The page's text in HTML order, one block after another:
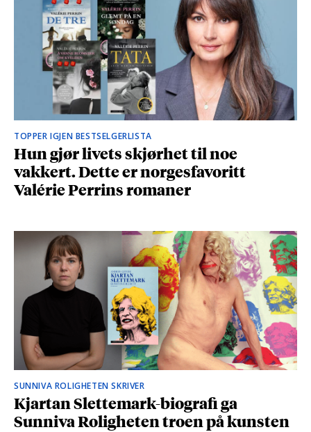
TOPPER IGJEN BESTSELGERLISTA
Hun gjør livets skjørhet til noe
vakkert. Dette er norgesfavoritt
Valérie Perrins romaner
SUNNIVA ROLIGHETEN SKRIVER
Kjartan Slettemark-biografi ga
Sunniva Roligheten troen på kunsten